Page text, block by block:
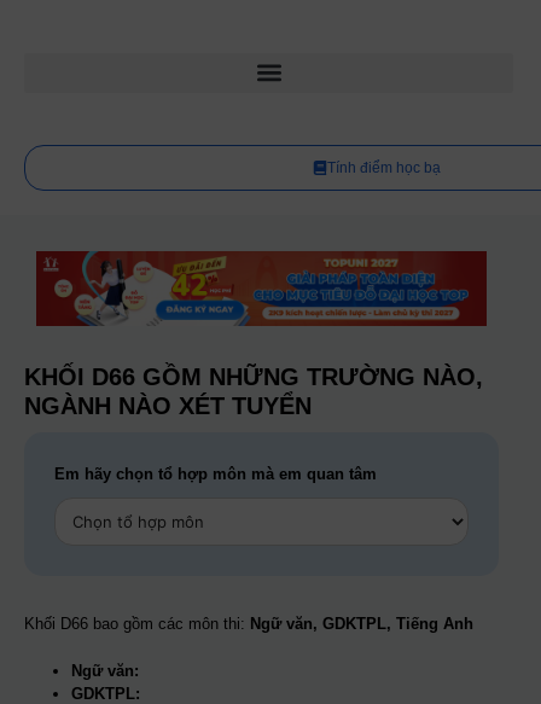
Tính điểm học bạ
KHỐI D66 GỒM NHỮNG TRƯỜNG NÀO,
NGÀNH NÀO XÉT TUYỂN
Em hãy chọn tổ hợp môn mà em quan tâm
Khối D66 bao gồm các môn thi: Ngữ văn, GDKTPL, Tiếng Anh
Ngữ văn:
GDKTPL: